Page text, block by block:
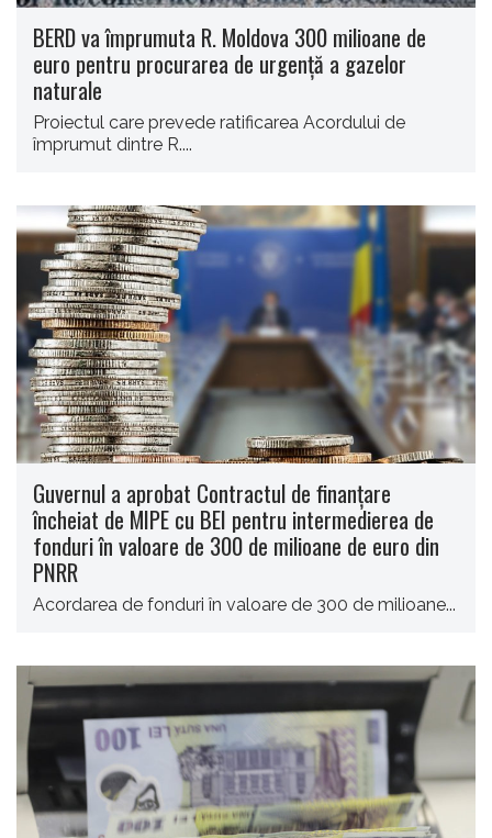
BERD va împrumuta R. Moldova 300 milioane de
euro pentru procurarea de urgenţă a gazelor
naturale
Proiectul care prevede ratificarea Acordului de
împrumut dintre R....
Guvernul a aprobat Contractul de finanţare
încheiat de MIPE cu BEI pentru intermedierea de
fonduri în valoare de 300 de milioane de euro din
PNRR
Acordarea de fonduri în valoare de 300 de milioane...